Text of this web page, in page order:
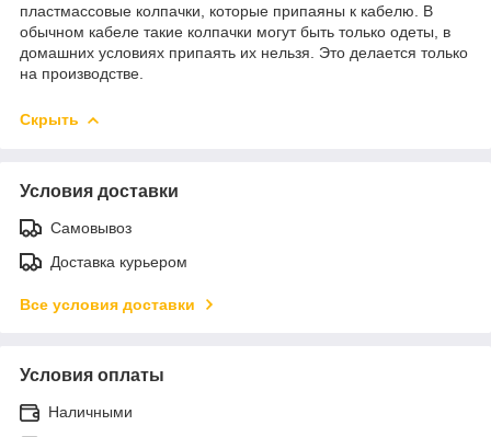
пластмассовые колпачки, которые припаяны к кабелю. В
обычном кабеле такие колпачки могут быть только одеты, в
домашних условиях припаять их нельзя. Это делается только
на производстве.
Скрыть
Условия доставки
Самовывоз
Доставка курьером
Все условия доставки
Условия оплаты
Наличными